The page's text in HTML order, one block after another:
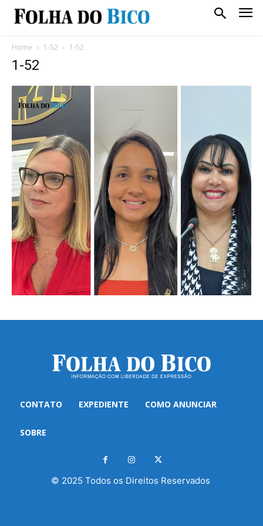
Home 1-52 1-52
1-52
CONTATO EXPEDIENTE COMO ANUNCIAR
SOBRE
© 2025 Todos os Direitos Reservados